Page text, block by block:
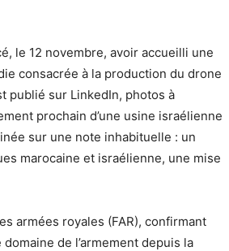
le 12 novembre, avoir accueilli une
consacrée à la production du drone
publié sur LinkedIn, photos à
prochain d’une usine israélienne
sur une note inhabituelle : un
marocaine et israélienne, une mise
armées royales (FAR), confirmant
de l’armement depuis la